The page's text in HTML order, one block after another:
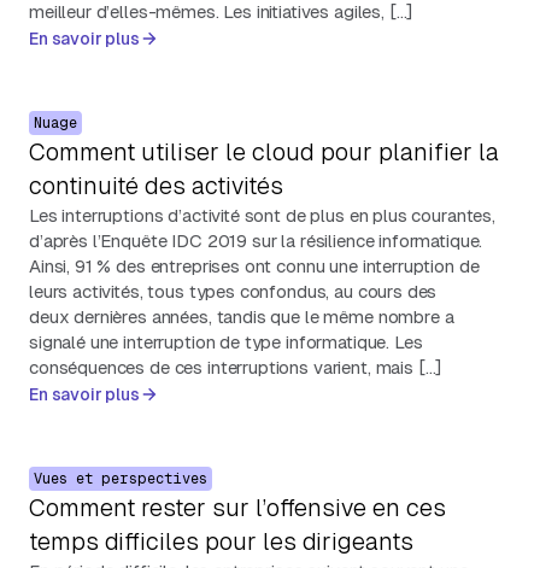
meilleur d’elles-mêmes. Les initiatives agiles, […]
En savoir plus
Nuage
Comment utiliser le cloud pour planifier la
continuité des activités
Les interruptions d’activité sont de plus en plus courantes,
d’après l’Enquête IDC 2019 sur la résilience informatique.
Ainsi, 91 % des entreprises ont connu une interruption de
leurs activités, tous types confondus, au cours des
deux dernières années, tandis que le même nombre a
signalé une interruption de type informatique. Les
conséquences de ces interruptions varient, mais […]
En savoir plus
Vues et perspectives
Comment rester sur l’offensive en ces
temps difficiles pour les dirigeants